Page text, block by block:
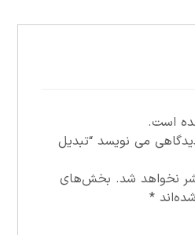
است.
می نویسد “تبديل
نخواهد شد. بخش‌های
*